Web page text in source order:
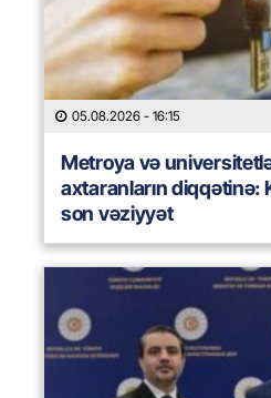
05.08.2026 - 16:15
Metroya və
axtaranların diqqətinə:
son vəziyyət